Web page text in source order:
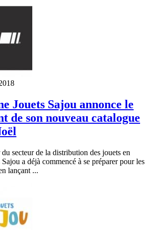
Jouets Sajou annonce le
de son nouveau catalogue
secteur de la distribution des jouets en
Sajou a déjà commencé à se préparer pour les
lançant ...